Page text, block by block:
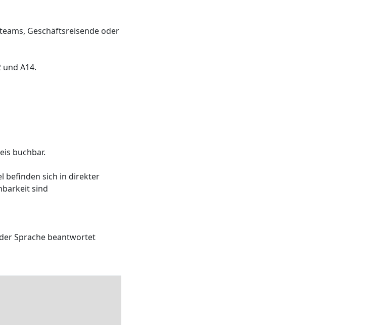
Geschäftsreisende oder
A14.
buchbar.
befinden sich in direkter
sind
Sprache beantwortet